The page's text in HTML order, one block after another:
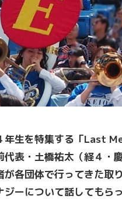
年生を特集する「Last
表・土橋祐太（経４・
が各団体で行ってきた取
ーについて話してもらっ